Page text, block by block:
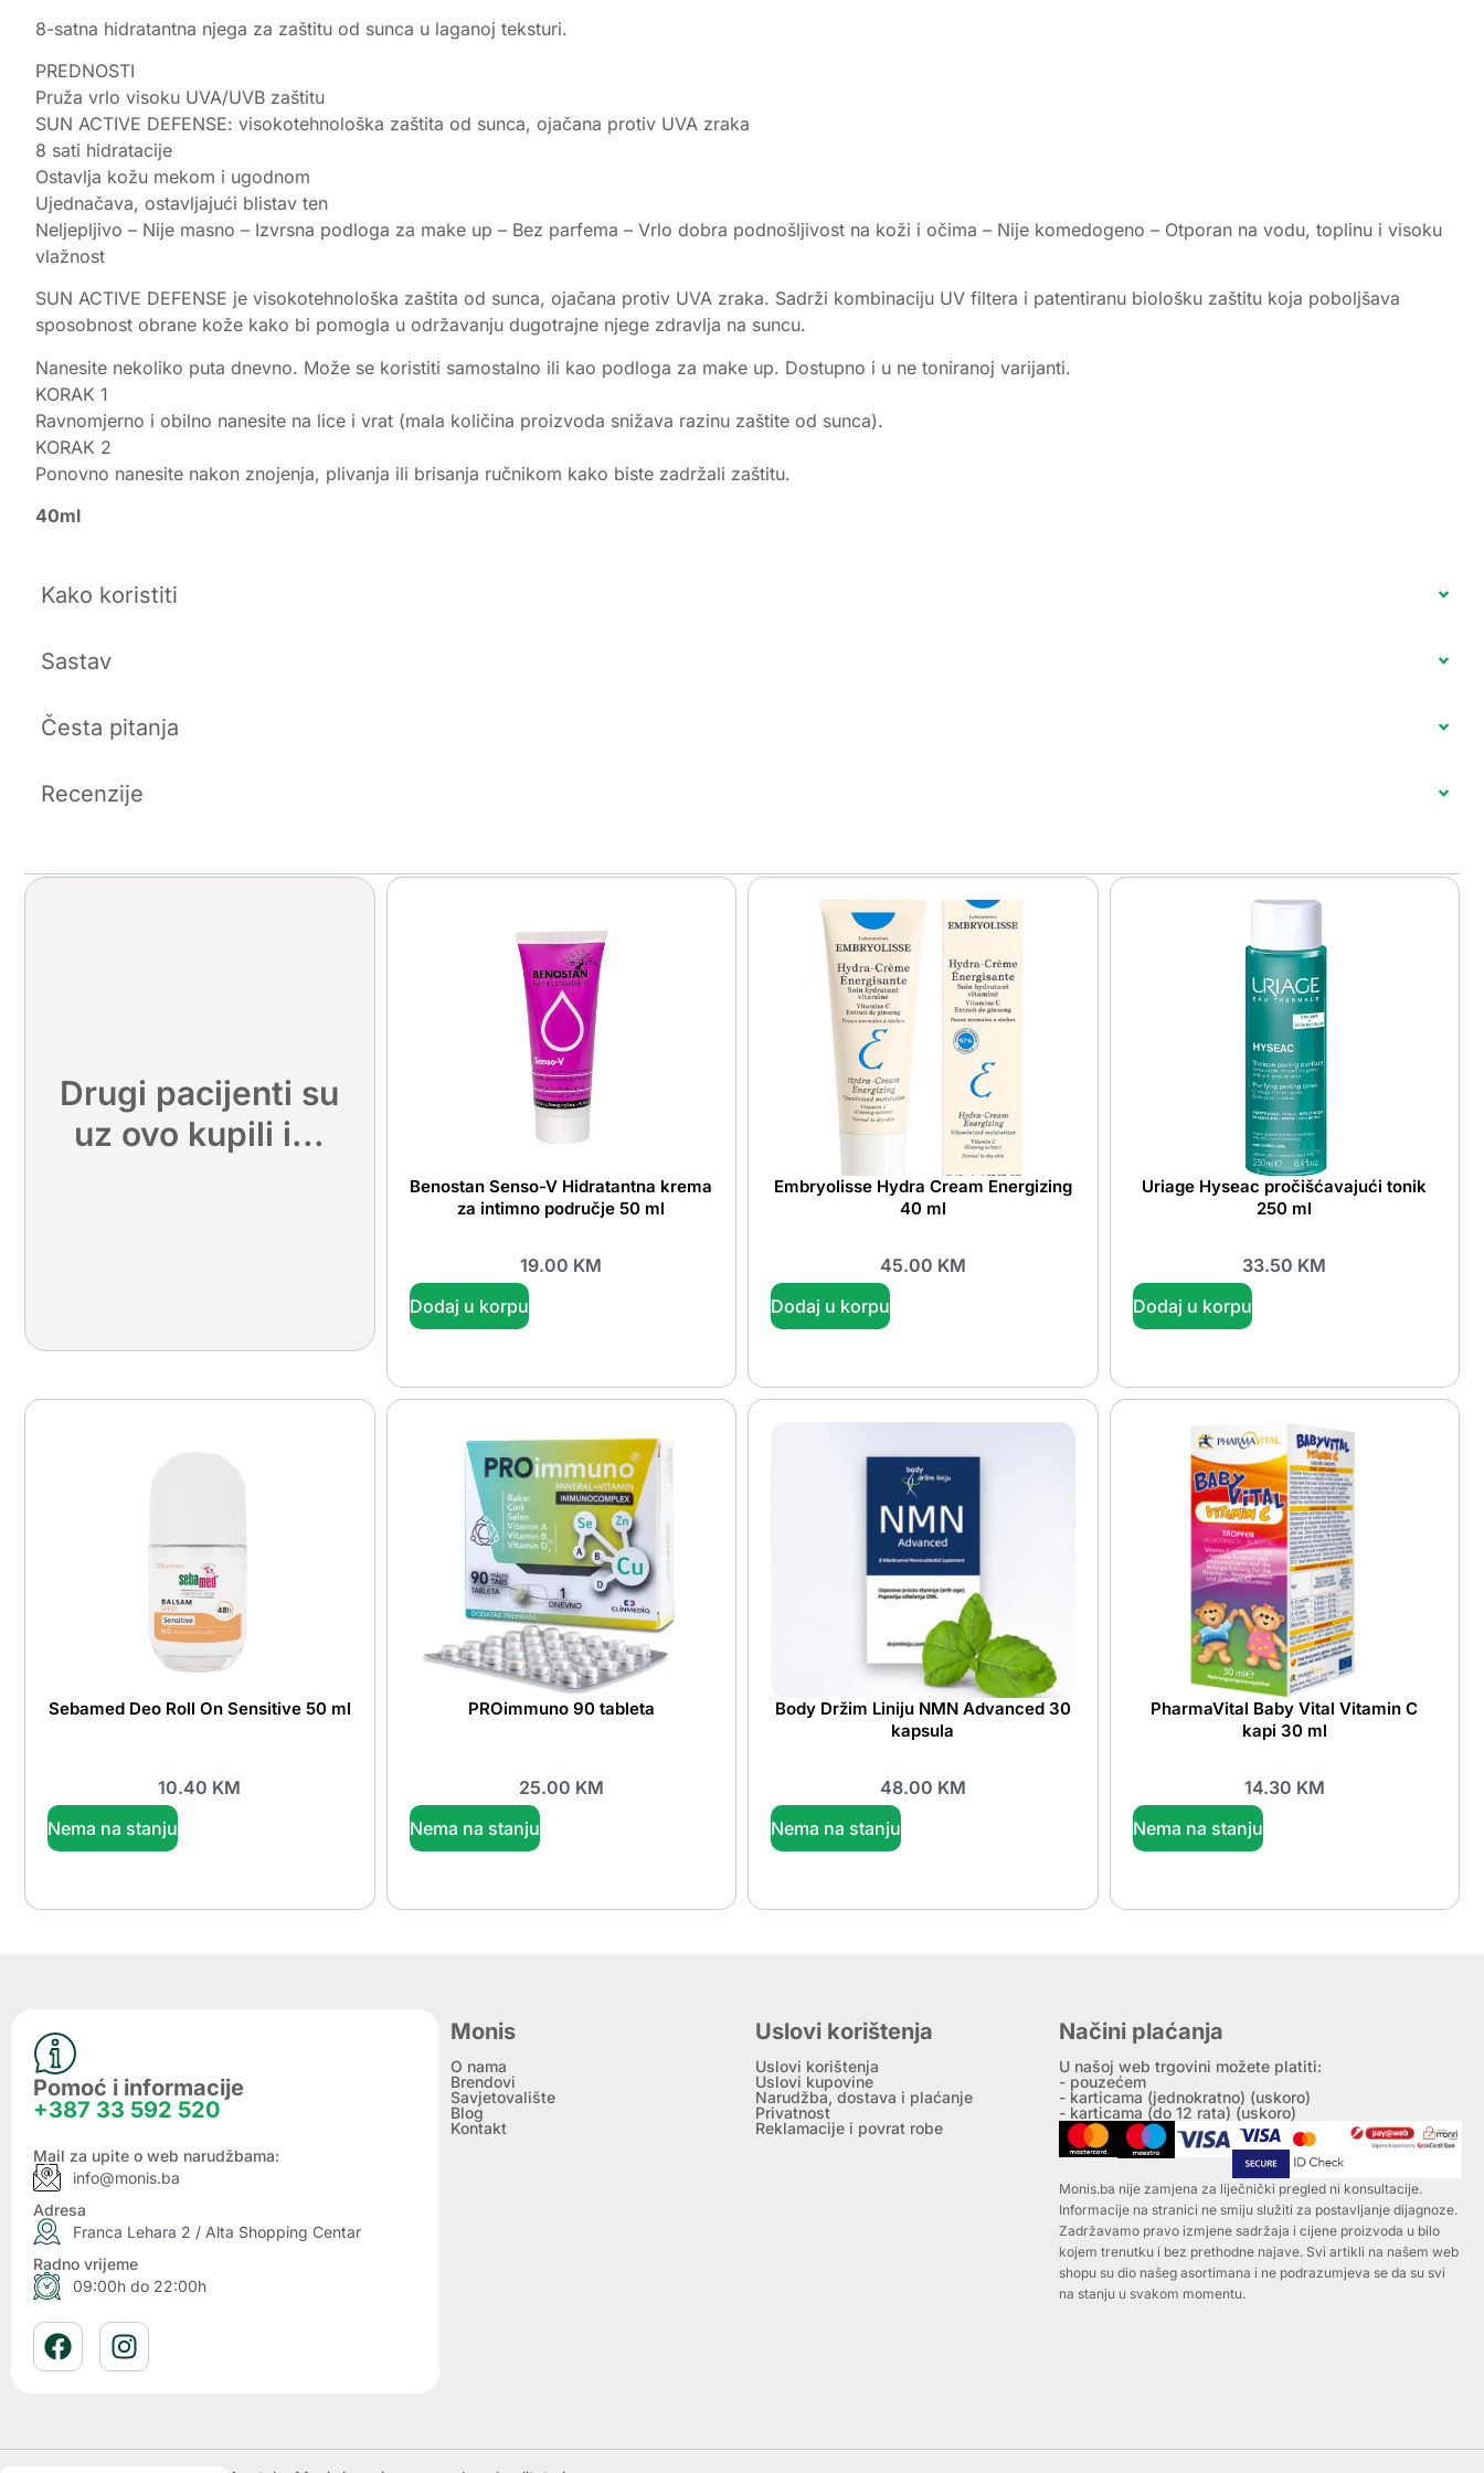
8-satna hidratantna njega za zaštitu od sunca u laganoj teksturi.
PREDNOSTI
Pruža vrlo visoku UVA/UVB zaštitu
SUN ACTIVE DEFENSE: visokotehnološka zaštita od sunca, ojačana protiv UVA zraka
8 sati hidratacije
Ostavlja kožu mekom i ugodnom
Ujednačava, ostavljajući blistav ten
Neljepljivo – Nije masno – Izvrsna podloga za make up – Bez parfema – Vrlo dobra podnošljivost na koži i očima – Nije komedogeno – Otporan na vodu, toplinu i visoku
vlažnost
SUN ACTIVE DEFENSE je visokotehnološka zaštita od sunca, ojačana protiv UVA zraka. Sadrži kombinaciju UV filtera i patentiranu biološku zaštitu koja poboljšava
sposobnost obrane kože kako bi pomogla u održavanju dugotrajne njege zdravlja na suncu.
Nanesite nekoliko puta dnevno. Može se koristiti samostalno ili kao podloga za make up. Dostupno i u ne toniranoj varijanti.
KORAK 1
Ravnomjerno i obilno nanesite na lice i vrat (mala količina proizvoda snižava razinu zaštite od sunca).
KORAK 2
Ponovno nanesite nakon znojenja, plivanja ili brisanja ručnikom kako biste zadržali zaštitu.
40ml
Kako koristiti
Sastav
Česta pitanja
Recenzije
Drugi pacijenti su
uz ovo kupili i...
Benostan Senso-V Hidratantna krema
za intimno područje 50 ml
19.00 KM
Dodaj u korpu
Embryolisse Hydra Cream Energizing
40 ml
45.00 KM
Dodaj u korpu
Uriage Hyseac pročišćavajući tonik
250 ml
33.50 KM
Dodaj u korpu
Sebamed Deo Roll On Sensitive 50 ml
10.40 KM
Nema na stanju
PROimmuno 90 tableta
25.00 KM
Nema na stanju
Body Držim Liniju NMN Advanced 30
kapsula
48.00 KM
Nema na stanju
PharmaVital Baby Vital Vitamin C
kapi 30 ml
14.30 KM
Nema na stanju
Pomoć i informacije
+387 33 592 520
Mail za upite o web narudžbama:
info@monis.ba
Adresa
Franca Lehara 2 / Alta Shopping Centar
Radno vrijeme
09:00h do 22:00h
Monis
O nama
Brendovi
Savjetovalište
Blog
Kontakt
Uslovi korištenja
Uslovi korištenja
Uslovi kupovine
Narudžba, dostava i plaćanje
Privatnost
Reklamacije i povrat robe
Načini plaćanja
U našoj web trgovini možete platiti:
- pouzećem
- karticama (jednokratno) (uskoro)
- karticama (do 12 rata) (uskoro)
Monis.ba nije zamjena za liječnički pregled ni konsultacije.
Informacije na stranici ne smiju služiti za postavljanje dijagnoze.
Zadržavamo pravo izmjene sadržaja i cijene proizvoda u bilo
kojem trenutku i bez prethodne najave. Svi artikli na našem web
shopu su dio našeg asortimana i ne podrazumjeva se da su svi
na stanju u svakom momentu.